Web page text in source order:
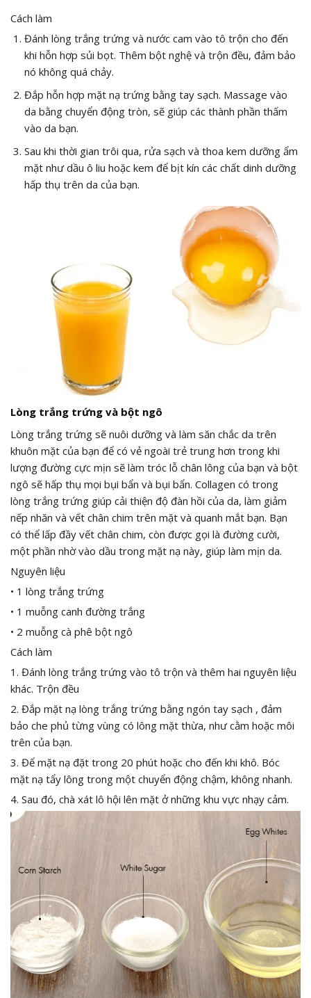
Cách làm
Đánh lòng trắng trứng và nước cam vào tô trộn cho đến
khi hỗn hợp sủi bọt. Thêm bột nghệ và trộn đều, đảm bảo
nó không quá chảy.
Đắp hỗn hợp mặt nạ trứng bằng tay sạch. Massage vào
da bằng chuyển động tròn, sẽ giúp các thành phần thấm
vào da bạn.
Sau khi thời gian trôi qua, rửa sạch và thoa kem dưỡng ẩm
mặt như dầu ô liu hoặc kem để bịt kín các chất dinh dưỡng
hấp thụ trên da của bạn.
Lòng trắng trứng và bột ngô
Lòng trắng trứng sẽ nuôi dưỡng và làm săn chắc da trên
khuôn mặt của bạn để có vẻ ngoài trẻ trung hơn trong khi
lượng đường cực mịn sẽ làm tróc lỗ chân lông của bạn và bột
ngô sẽ hấp thụ mọi bụi bẩn và bụi bẩn. Collagen có trong
lòng trắng trứng giúp cải thiện độ đàn hồi của da, làm giảm
nếp nhăn và vết chân chim trên mặt và quanh mắt bạn. Bạn
có thể lấp đầy vết chân chim, còn được gọi là đường cười,
một phần nhờ vào dầu trong mặt nạ này, giúp làm mịn da.
Nguyên liệu
• 1 lòng trắng trứng
• 1 muỗng canh đường trắng
• 2 muỗng cà phê bột ngô
Cách làm
1. Đánh lòng trắng trứng vào tô trộn và thêm hai nguyên liệu
khác. Trộn đều
2. Đắp mặt nạ lòng trắng trứng bằng ngón tay sạch , đảm
bảo che phủ từng vùng có lông mặt thừa, như cằm hoặc môi
trên của bạn.
3. Để mặt nạ đặt trong 20 phút hoặc cho đến khi khô. Bóc
mặt nạ tẩy lông trong một chuyển động chậm, không nhanh.
4. Sau đó, chà xát lô hội lên mặt ở những khu vực nhạy cảm.